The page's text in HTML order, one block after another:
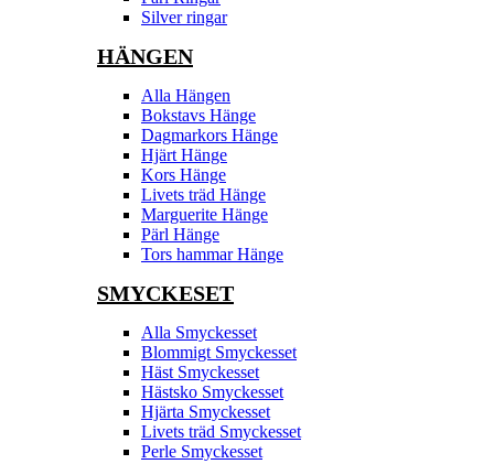
Silver ringar
HÄNGEN
Alla Hängen
Bokstavs Hänge
Dagmarkors Hänge
Hjärt Hänge
Kors Hänge
Livets träd Hänge
Marguerite Hänge
Pärl Hänge
Tors hammar Hänge
SMYCKESET
Alla Smyckesset
Blommigt Smyckesset
Häst Smyckesset
Hästsko Smyckesset
Hjärta Smyckesset
Livets träd Smyckesset
Perle Smyckesset